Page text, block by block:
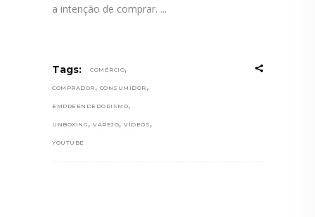
a intenção de comprar.
Tags: COMÉRCIO,
COMPRADOR , CONSUMIDOR ,
EMPREENDEDORISMO,
UNBOXING , VAREJO, VÍDEOS ,
YOUTUBE